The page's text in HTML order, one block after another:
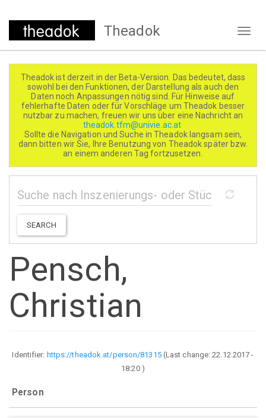
Direkt
Theadok
Theadok ist derzeit in der Beta-Version. Das bedeutet, dass
sowohl bei den Funktionen, der Darstellung als auch den
Daten noch Anpassungen nötig sind. Für Hinweise auf
fehlerhafte Daten oder für Vorschläge um Theadok besser
nutzbar zu machen, freuen wir uns über eine Nachricht an
theadok.tfm@univie.ac.at
Sollte die Navigation und Suche in Theadok langsam sein,
dann bitten wir Sie, Ihre Benutzung von Theadok später bzw.
an einem anderen Tag fortzusetzen.
SEARCH
Pensch,
Christian
Identifier: https://theadok.at/person/81315(Last change:22.12.2017 -
18:20)
Person